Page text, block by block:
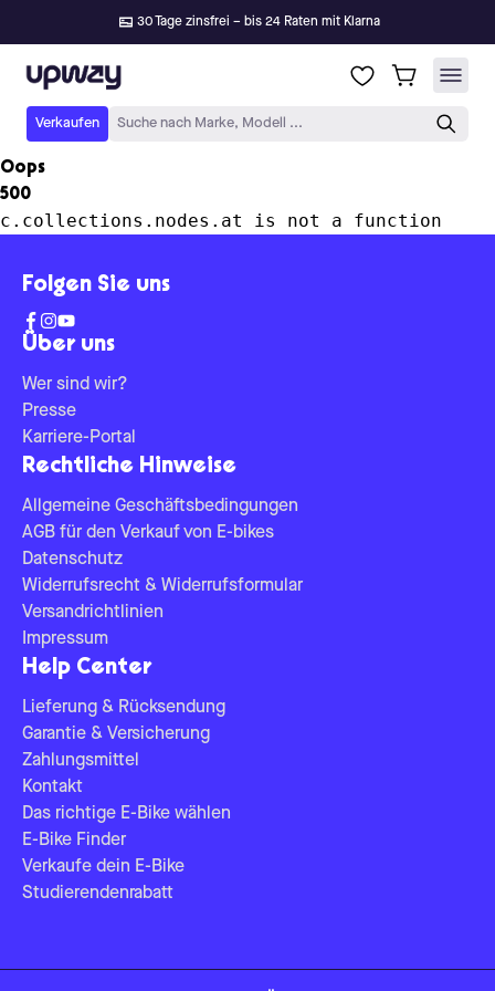
30 Tage zinsfrei – bis 24 Raten mit Klarna
Upway
Verkaufen Suche nach Marke, Modell ...
Oops
500
c.collections.nodes.at is not a function
Über uns
Wer sind wir?
Presse
Karriere-Portal
Rechtliche Hinweise
Allgemeine Geschäftsbedingungen
AGB für den Verkauf von E-bikes
Datenschutz
Widerrufsrecht & Widerrufsformular
Versandrichtlinien
Impressum
Help Center
Lieferung & Rücksendung
Garantie & Versicherung
Zahlungsmittel
Kontakt
Das richtige E-Bike wählen
E-Bike Finder
Verkaufe dein E-Bike
Studierendenrabatt
Folgen Sie uns